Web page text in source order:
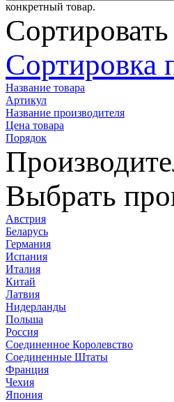
конкретный товар.
Сортировка
Название товара
Артикул
Название производителя
Цена товара
Порядок
Выбрать
Австрия
Беларусь
Германия
Испания
Италия
Китай
Латвия
Нидерланды
Польша
Россия
Соединенное Королевство
Соединенные Штаты
Франция
Чехия
Япония